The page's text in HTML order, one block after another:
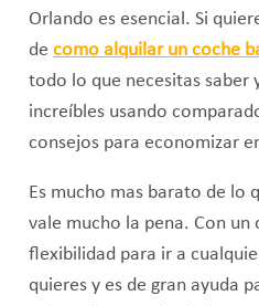
Orlando es esencial. Si
de como alquilar un coche
todo lo que necesitas saber
increíbles usando
consejos para economizar
Es mucho mas barato de lo
vale mucho la pena. Con un
flexibilidad para ir a
quieres y es de gran ayuda